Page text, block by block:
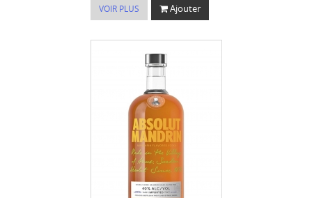
VOIR PLUS Ajouter